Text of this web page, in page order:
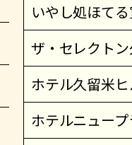
いやし処ほて
ザ・セレクト
ホテル久留米
ホテルニュー